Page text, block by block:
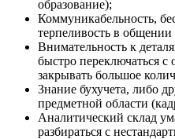
образование);
Коммуникабельность,
терпеливость в
Внимательность к
быстро переключаться
закрывать большое
Знание бухучета, либо
предметной области
Аналитический склад
разбираться с